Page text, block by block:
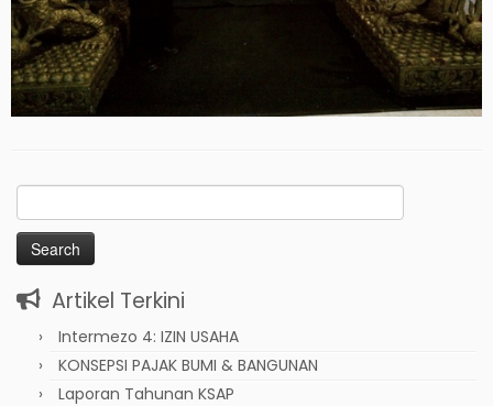
for:
Artikel Terkini
Intermezo 4: IZIN USAHA
KONSEPSI PAJAK BUMI & BANGUNAN
Laporan Tahunan KSAP